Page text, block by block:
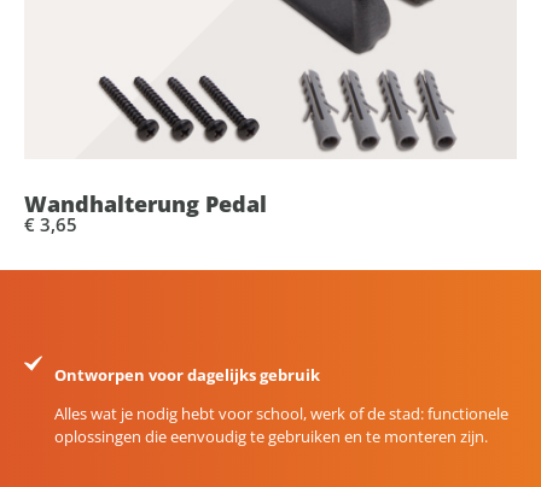
Wandhalterung Pedal
€ 3,65
Ontworpen voor dagelijks gebruik
Alles wat je nodig hebt voor school, werk of de stad: functionele
oplossingen die eenvoudig te gebruiken en te monteren zijn.